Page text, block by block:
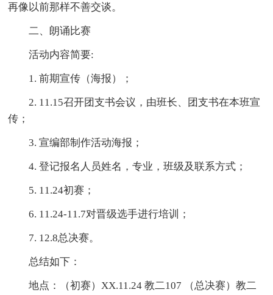
再像以前那样不善交谈。
二、朗诵比赛
活动内容简要:
1. 前期宣传（海报）；
2. 11.15召开团支书会议，由班长、团支书在本班宣
传；
3. 宣编部制作活动海报；
4. 登记报名人员姓名，专业，班级及联系方式；
5. 11.24初赛；
6. 11.24-11.7对晋级选手进行培训；
7. 12.8总决赛。
总结如下：
地点：（初赛）XX.11.24 教二107 （总决赛）教二